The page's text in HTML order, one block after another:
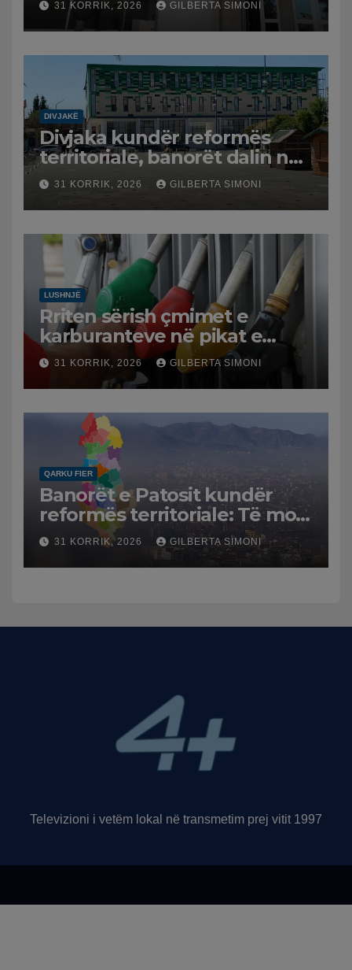
31 KORRIK, 2026 GILBERTA SIMONI
DIVJAKË
Divjaka kundër reformës
territoriale, banorët dalin në
protestë.
31 KORRIK, 2026 GILBERTA SIMONI
LUSHNJË
Rriten sërish çmimet e
karburanteve në pikat e
karburanteve në Lushnjë.
Tensionet në Lindjen e
Mesme shtrenjtojnë naftën
dhe benzinën në vend
31 KORRIK, 2026 GILBERTA SIMONI
QARKU FIER
Banorët e Patosit kundër
reformës territoriale: Të mos
humbasim identitetin e
qytetit
31 KORRIK, 2026 GILBERTA SIMONI
Televizioni i vetëm lokal në transmetim prej vitit 1997